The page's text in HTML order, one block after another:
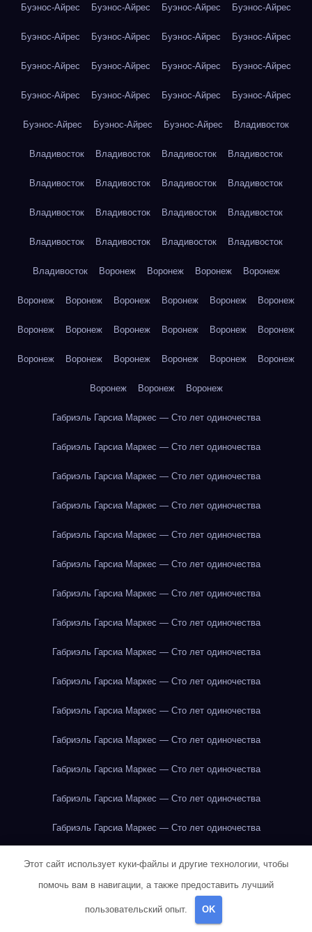
Буэнос-Айрес Буэнос-Айрес Буэнос-Айрес Буэнос-Айрес
Буэнос-Айрес Буэнос-Айрес Буэнос-Айрес Буэнос-Айрес
Буэнос-Айрес Буэнос-Айрес Буэнос-Айрес Буэнос-Айрес
Буэнос-Айрес Буэнос-Айрес Буэнос-Айрес Буэнос-Айрес
Буэнос-Айрес Буэнос-Айрес Буэнос-Айрес Владивосток
Владивосток Владивосток Владивосток Владивосток
Владивосток Владивосток Владивосток Владивосток
Владивосток Владивосток Владивосток Владивосток
Владивосток Владивосток Владивосток Владивосток
Владивосток Воронеж Воронеж Воронеж Воронеж
Воронеж Воронеж Воронеж Воронеж Воронеж Воронеж
Воронеж Воронеж Воронеж Воронеж Воронеж Воронеж
Воронеж Воронеж Воронеж Воронеж Воронеж Воронеж
Воронеж Воронеж Воронеж
Габриэль Гарсиа Маркес — Сто лет одиночества
Габриэль Гарсиа Маркес — Сто лет одиночества
Габриэль Гарсиа Маркес — Сто лет одиночества
Габриэль Гарсиа Маркес — Сто лет одиночества
Габриэль Гарсиа Маркес — Сто лет одиночества
Габриэль Гарсиа Маркес — Сто лет одиночества
Габриэль Гарсиа Маркес — Сто лет одиночества
Габриэль Гарсиа Маркес — Сто лет одиночества
Габриэль Гарсиа Маркес — Сто лет одиночества
Габриэль Гарсиа Маркес — Сто лет одиночества
Габриэль Гарсиа Маркес — Сто лет одиночества
Габриэль Гарсиа Маркес — Сто лет одиночества
Габриэль Гарсиа Маркес — Сто лет одиночества
Габриэль Гарсиа Маркес — Сто лет одиночества
Габриэль Гарсиа Маркес — Сто лет одиночества
Габриэль Гарсиа Маркес — Сто лет одиночества
Габриэль Гарсиа Маркес — Сто лет одиночества
Этот сайт использует куки-файлы и другие технологии, чтобы
помочь вам в навигации, а также предоставить лучший
пользовательский опыт. OK